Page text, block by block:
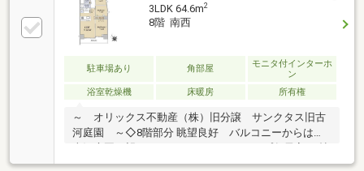
3LDK 64.6m2
8階 南西
駐車場あり 角部屋
モニタ付インターホ
ン
浴室乾燥機
床暖房 所有権
～ オリックス不動産（株）旧分譲 サンクタス旧古
河庭園 ～◇8階部分 眺望良好 バルコニーからは旧
以上の広々とした間取りであり、南西角部屋の為、大